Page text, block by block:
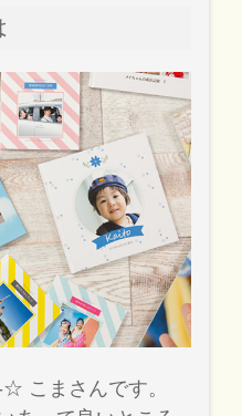
こまさんです。